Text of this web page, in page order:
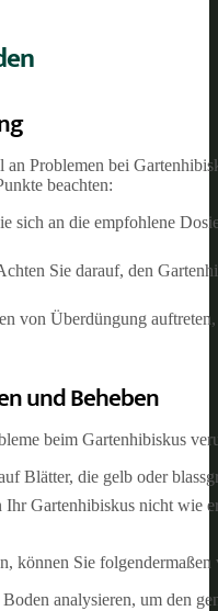
Problemen bei
beachten:
sich an die empfohlene
Sie darauf, den
von Überdüngung
und Beheben
beim Gartenhibiskus
Blätter, die gelb oder
Ihr Gartenhibiskus nicht wie
können Sie folgendermaßen
Boden analysieren, um den